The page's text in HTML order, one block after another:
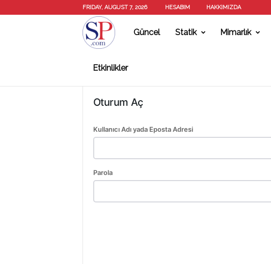
FRIDAY, AUGUST 7, 2026 HESABIM HAKKIMIZDA
T
A
T
Güncel Statik Mimarlık
Etkinlikler
Oturum Aç
Kullanıcı Adı yada Eposta Adresi
Parola